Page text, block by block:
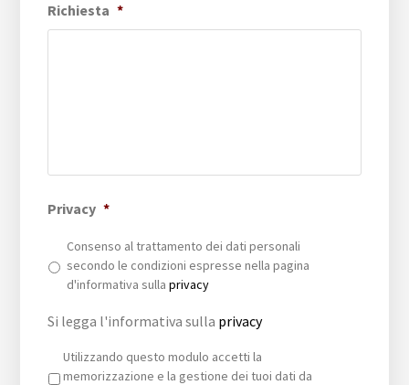
Richiesta *
Privacy *
Consenso al trattamento dei dati personali
secondo le condizioni espresse nella pagina
d'informativa sullaprivacy
Si legga l'informativa sulla privacy
Privacy *
Utilizzando questo modulo accetti la
memorizzazione e la gestione dei tuoi dati da